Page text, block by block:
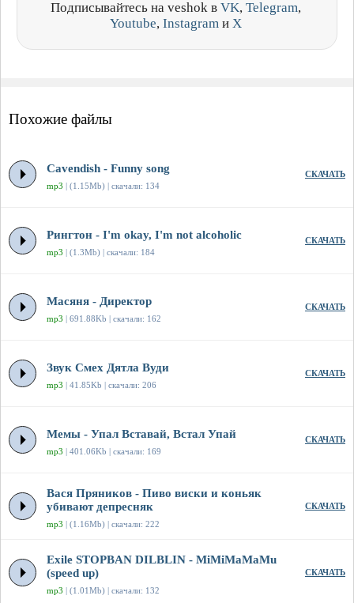
Подписывайтесь на veshok в VK, Telegram,
Youtube, Instagram и X
Похожие файлы
Cavendish - Funny song
mp3 | (1.15Mb) | скачали: 134
СКАЧАТЬ
Рингтон - I'm okay, I'm not alcoholic
mp3 | (1.3Mb) | скачали: 184
СКАЧАТЬ
Масяня - Директор
mp3 | 691.88Kb | скачали: 162
СКАЧАТЬ
Звук Смех Дятла Вуди
mp3 | 41.85Kb | скачали: 206
СКАЧАТЬ
Мемы - Упал Вставай, Встал Упай
mp3 | 401.06Kb | скачали: 169
СКАЧАТЬ
Вася Пряников - Пиво виски и коньяк
убивают депресняк
mp3 | (1.16Mb) | скачали: 222
СКАЧАТЬ
Exile STOPBAN DILBLIN - MiMiMaMaMu
(speed up)
mp3 | (1.01Mb) | скачали: 132
СКАЧАТЬ